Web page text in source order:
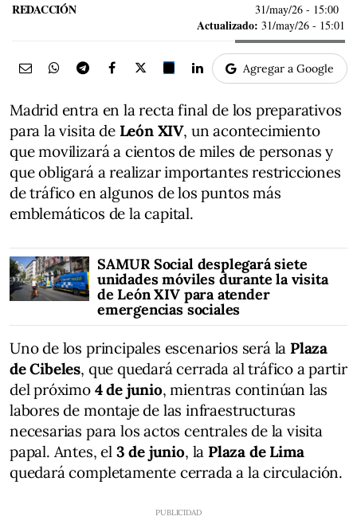
REDACCIÓN 31/may/26 - 15:00
Actualizado: 31/may/26 - 15:01
Agregar a Google
Madrid entra en la recta final de los preparativos
para la visita de León XIV, un acontecimiento
que movilizará a cientos de miles de personas y
que obligará a realizar importantes restricciones
de tráfico en algunos de los puntos más
emblemáticos de la capital.
SAMUR Social desplegará siete
unidades móviles durante la visita
de León XIV para atender
emergencias sociales
Uno de los principales escenarios será la Plaza
de Cibeles, que quedará cerrada al tráfico a partir
del próximo 4 de junio, mientras continúan las
labores de montaje de las infraestructuras
necesarias para los actos centrales de la visita
papal. Antes, el 3 de junio, la Plaza de Lima
quedará completamente cerrada a la circulación.